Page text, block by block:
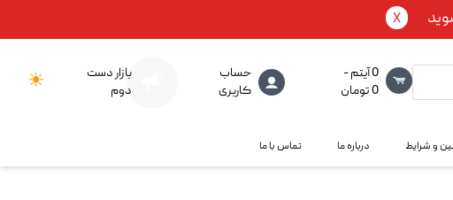
X
0 آیتم -
0تومان
حساب
کاربری
بازار دست
دوم
و شرایط درباره ما تماس با ما